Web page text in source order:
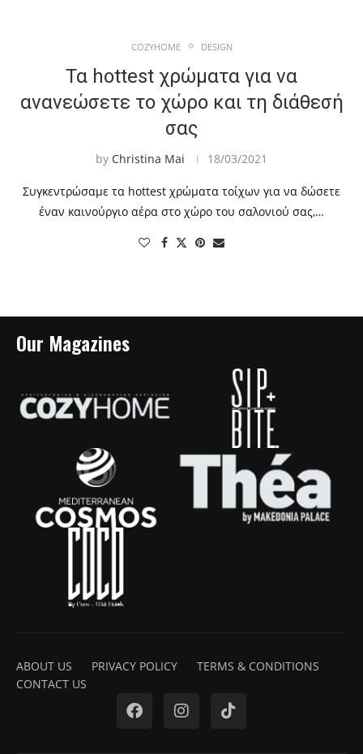
COZYHOME DESIGN
Τα hottest χρώματα για να
ανανεώσετε το χώρο και τη διάθεσή
σας
by Christina Mai 18/03/2021
Συγκεντρώσαμε τα hottest χρώματα τοίχων για να δώσετε
έναν καινούργιο αέρα στο χώρο του σαλονιού σας,…
Our Magazines
ABOUT US PRIVACY POLICY
TERMS & CONDITIONS
CONTACT US